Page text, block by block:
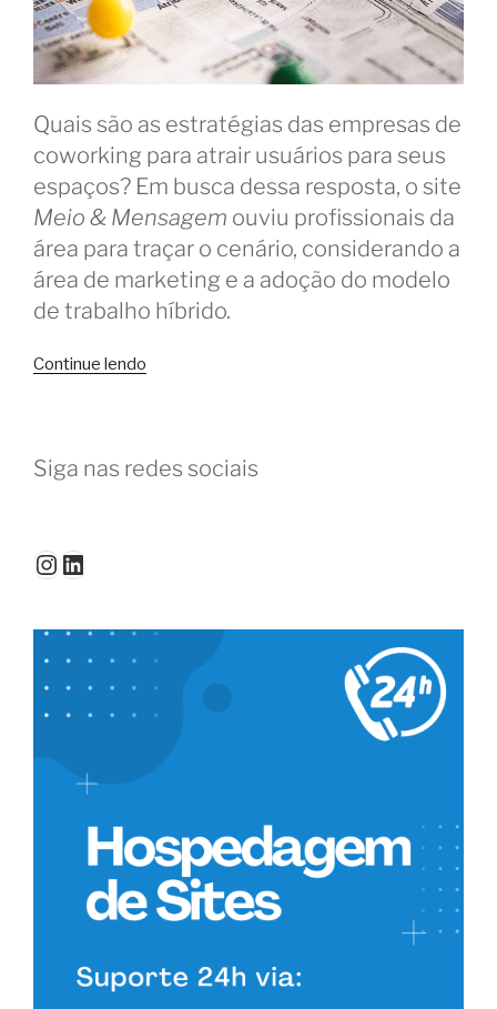
Quais são as estratégias das empresas de
coworking para atrair usuários para seus
espaços? Em busca dessa resposta, o site
Meio & Mensagem ouviu profissionais da
área para traçar o cenário, considerando a
área de marketing e a adoção do modelo
de trabalho híbrido.
Continue lendo
para
Siga nas redes sociais
Instagram
LinkedIn